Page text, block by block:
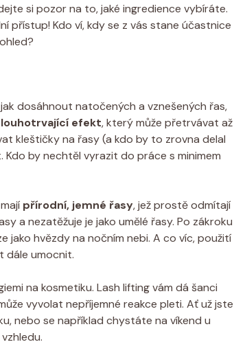
si pozor na to, jaké ingredience vybíráte.
přístup! Kdo ví, kdy se z vás stane účastnice
dosáhnout natočených a vznešených řas,
efekt, který může přetrvávat až
kleštičky na řasy (a kdo by to zrovna delal
Kdo by nechtěl vyrazit do práce s minimem
přírodní, jemné řasy, jež prostě odmítají
a nezatěžuje je jako umělé řasy. Po zákroku
jako hvězdy na nočním nebi. A co víc, použití
dále umocnit.
na kosmetiku. Lash lifting vám dá šanci
vyvolat nepříjemné reakce pleti. Ať už jste
nebo se například chystáte na víkend u